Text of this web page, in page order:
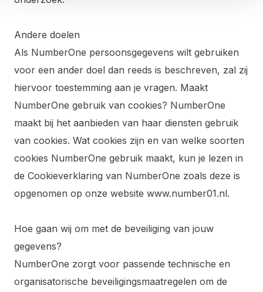
Andere doelen
Als NumberOne persoonsgegevens wilt gebruiken
voor een ander doel dan reeds is beschreven, zal zij
hiervoor toestemming aan je vragen. Maakt
NumberOne gebruik van cookies? NumberOne
maakt bij het aanbieden van haar diensten gebruik
van cookies. Wat cookies zijn en van welke soorten
cookies NumberOne gebruik maakt, kun je lezen in
de Cookieverklaring van NumberOne zoals deze is
opgenomen op onze website www.number01.nl.
Hoe gaan wij om met de beveiliging van jouw
gegevens?
NumberOne zorgt voor passende technische en
organisatorische beveiligingsmaatregelen om de